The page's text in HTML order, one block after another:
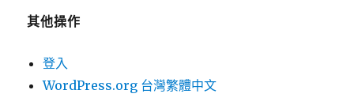
其他操作
登入
WordPress.org 台灣繁體中文